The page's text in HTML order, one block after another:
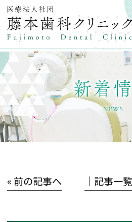
新着
NEWS
« 前の記事へ │記事一